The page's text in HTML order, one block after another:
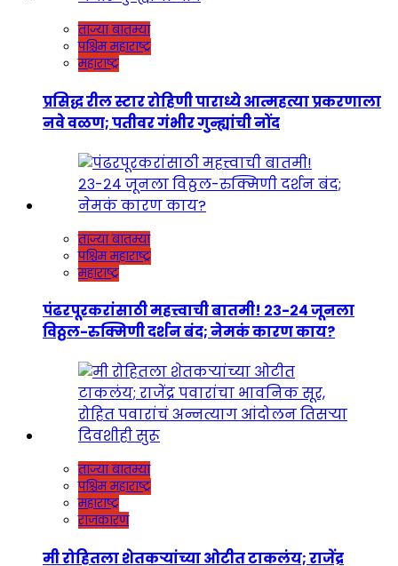
ताज्या बातम्या
पश्चिम महाराष्ट्र
महाराष्ट्र
प्रसिद्ध रील स्टार रोहिणी पाराध्ये आत्महत्या प्रकरणाला
नवे वळण; पतीवर गंभीर गुन्ह्यांची नोंद
ताज्या बातम्या
पश्चिम महाराष्ट्र
महाराष्ट्र
पंढरपूरकरांसाठी महत्त्वाची बातमी! २३-२४ जूनला
विठ्ठल-रुक्मिणी दर्शन बंद; नेमकं कारण काय?
ताज्या बातम्या
पश्चिम महाराष्ट्र
महाराष्ट्र
राजकारण
मी रोहितला शेतकऱ्यांच्या ओटीत टाकलंय; राजेंद्र